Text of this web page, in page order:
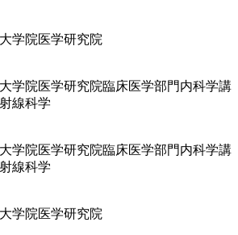
学院医学研究院
学院医学研究院臨床医学部門内科学講
線科学
学院医学研究院臨床医学部門内科学講
線科学
学院医学研究院